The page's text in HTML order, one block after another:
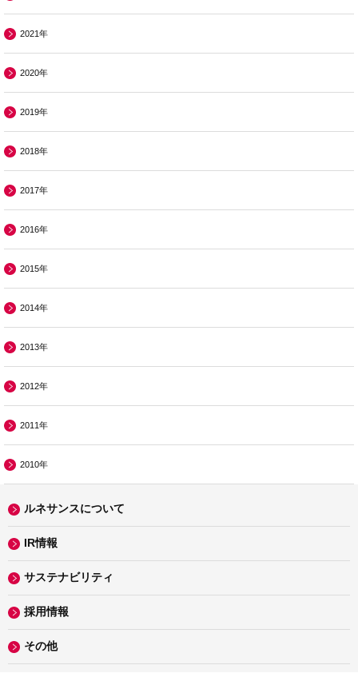
2021年
2020年
2019年
2018年
2017年
2016年
2015年
2014年
2013年
2012年
2011年
2010年
ルネサンスについて
IR情報
サステナビリティ
採用情報
その他